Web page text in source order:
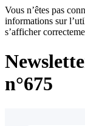
Vous n’êtes pas
informations sur
s’afficher
n°675